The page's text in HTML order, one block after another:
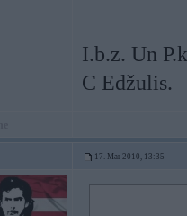
I.b.z. Un
C Edžulis.
17. Mar 2010, 13:35